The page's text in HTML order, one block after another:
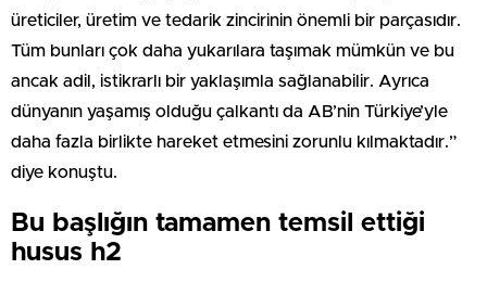
üreticiler, üretim ve tedarik zincirinin önemli bir parçasıdır.
Tüm bunları çok daha yukarılara taşımak mümkün ve bu
ancak adil, istikrarlı bir yaklaşımla sağlanabilir. Ayrıca
dünyanın yaşamış olduğu çalkantı da AB’nin Türkiye’yle
daha fazla birlikte hareket etmesini zorunlu kılmaktadır.”
diye konuştu.
Bu başlığın tamamen temsil ettiği
husus h2